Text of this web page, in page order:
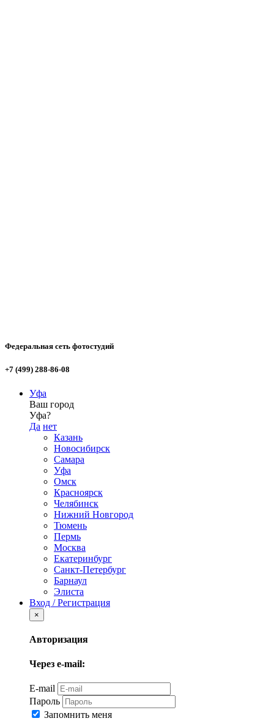
Федеральная сеть фотостудий
+7 (499) 288-86-08
Уфа
Ваш город
Уфа?
Да нет
Казань
Новосибирск
Самара
Уфа
Омск
Красноярск
Челябинск
Нижний Новгород
Тюмень
Пермь
Москва
Екатеринбург
Санкт-Петербург
Барнаул
Элиста
Вход / Регистрация
×
Авторизация
Через e-mail:
E-mail
Пароль
Запомнить меня